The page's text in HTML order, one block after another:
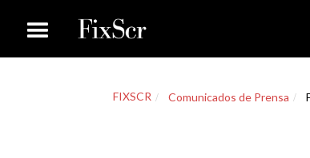
FIXSCR Comunicados de Prensa